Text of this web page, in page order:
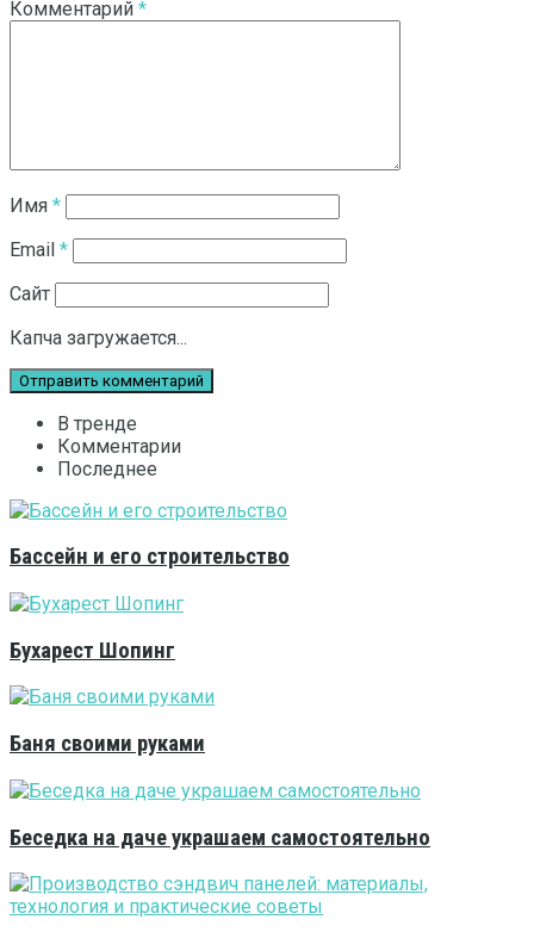
Комментарий *
Имя *
Email *
Сайт
Капча загружается...
В тренде
Комментарии
Последнее
Бассейн и его строительство
Бухарест Шопинг
Баня своими руками
Беседка на даче украшаем самостоятельно